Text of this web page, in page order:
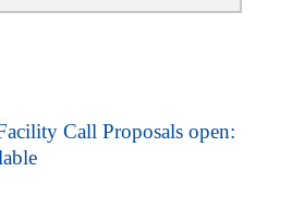
Call Proposals open: